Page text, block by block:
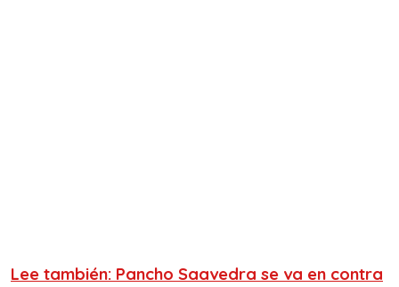
Lee también: Pancho Saavedra se va en contra